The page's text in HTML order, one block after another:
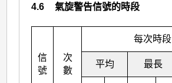
4.6
氣旋警告信號的時段
信
號
次
數
每次時段
平均 最長